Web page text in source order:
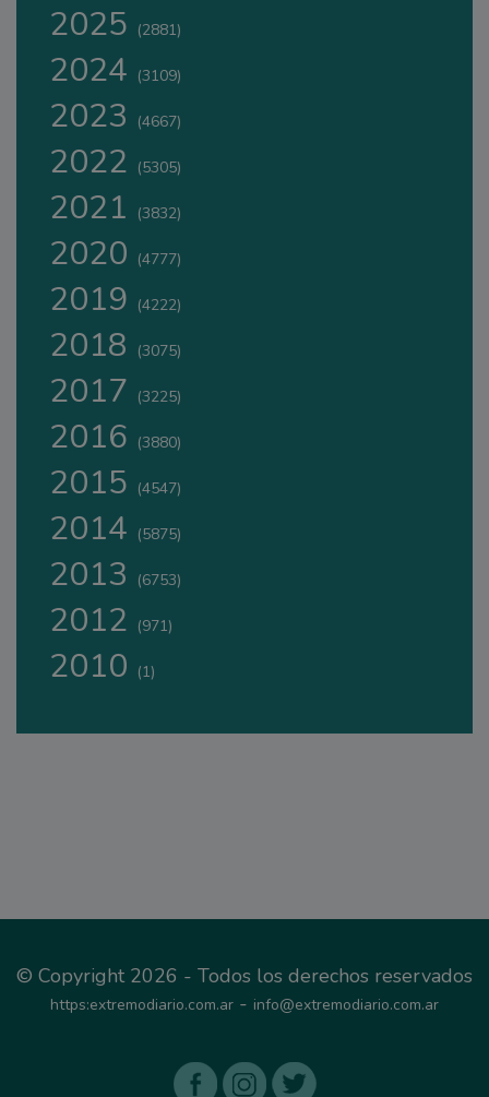
2025 (2881)
2024 (3109)
2023 (4667)
2022 (5305)
2021 (3832)
2020 (4777)
2019 (4222)
2018 (3075)
2017 (3225)
2016 (3880)
2015 (4547)
2014 (5875)
2013 (6753)
2012 (971)
2010 (1)
© Copyright 2026 - Todos los derechos reservados
https:extremodiario.com.ar - info@extremodiario.com.ar